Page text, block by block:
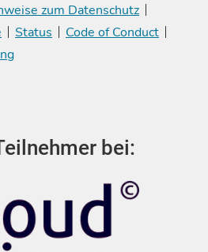
zum Datenschutz
Status
Code of Conduct
bei: